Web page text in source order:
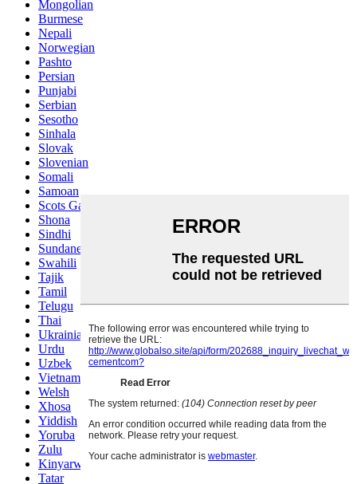
Mongolian
Burmese
Nepali
Norwegian
Pashto
Persian
Punjabi
Serbian
Sesotho
Sinhala
Slovak
Slovenian
Somali
Samoan
Scots Gaelic
Shona
Sindhi
Sundanese
Swahili
Tajik
Tamil
Telugu
Thai
Ukrainian
Urdu
Uzbek
Vietnamese
Welsh
Xhosa
Yiddish
Yoruba
Zulu
Kinyarwanda
Tatar